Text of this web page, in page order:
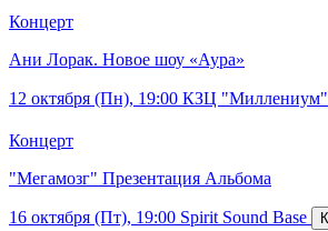
Концерт
Ани Лорак. Новое шоу «Аура»
12 октября (Пн), 19:00 КЗЦ "Миллениум"
Концерт
"Мегамозг" Презентация Альбома
16 октября (Пт), 19:00 Spirit Sound Base